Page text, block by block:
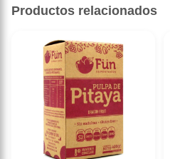
Productos relacionados